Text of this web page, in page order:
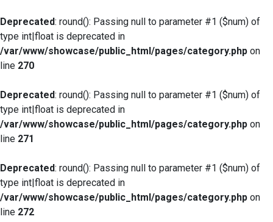
Deprecated: round(): Passing null to parameter #1 ($num) of
type int|float is deprecated in
/var/www/showcase/public_html/pages/category.php on
line 270
Deprecated: round(): Passing null to parameter #1 ($num) of
type int|float is deprecated in
/var/www/showcase/public_html/pages/category.php on
line 271
Deprecated: round(): Passing null to parameter #1 ($num) of
type int|float is deprecated in
/var/www/showcase/public_html/pages/category.php on
line 272